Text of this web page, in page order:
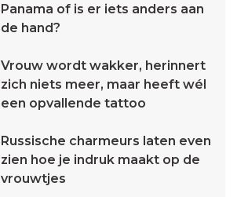
Panama of is er iets anders aan
de hand?
Vrouw wordt wakker, herinnert
zich niets meer, maar heeft wél
een opvallende tattoo
Russische charmeurs laten even
zien hoe je indruk maakt op de
vrouwtjes